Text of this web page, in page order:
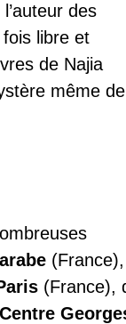
des
libre et
de Najia
même
(France),
(France),